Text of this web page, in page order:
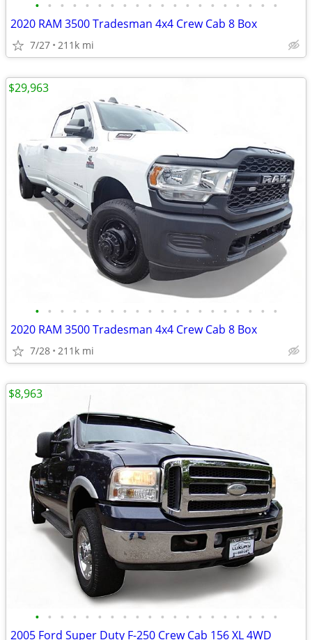
• • • • • • • • • • • • • • • • • • • •
2020 RAM 3500 Tradesman 4x4 Crew Cab 8 Box
7/27 211k mi
• • • • • • • • • • • • • • • • • • • •
2020 RAM 3500 Tradesman 4x4 Crew Cab 8 Box
7/28 211k mi
$29,963
• • • • • • • • • • • • • • • • • • • •
2005 Ford Super Duty F-250 Crew Cab 156 XL 4WD
$8,963